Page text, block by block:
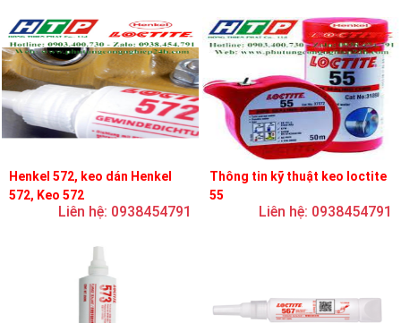
Henkel 572, keo dán Henkel
572, Keo 572
Liên hệ: 0938454791
Thông tin kỹ thuật keo loctite
55
Liên hệ: 0938454791